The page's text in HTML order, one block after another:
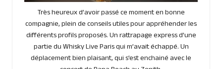
Très heureux d’avoir passé ce moment en bonne
compagnie, plein de conseils utiles pour appréhender les
différents profils proposés. Un rattrapage express d’une
partie du Whisky Live Paris qui m’avait échappé. Un
déplacement bien plaisant, qui s’est enchainé avec le